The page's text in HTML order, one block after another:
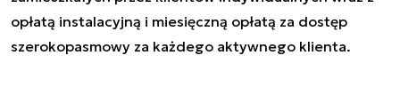
opłatą instalacyjną i miesięczną opłatą za dostęp
szerokopasmowy za każdego aktywnego klienta.